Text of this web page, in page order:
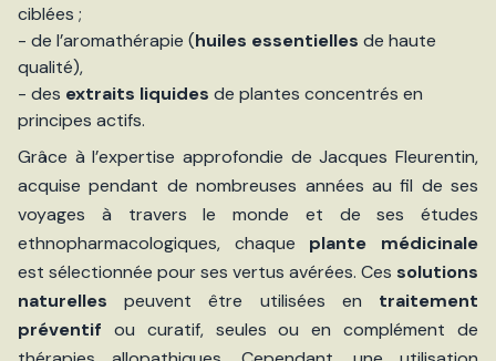
ciblées ;
- de l’aromathérapie (huiles essentielles de haute
qualité),
- des extraits liquides de plantes concentrés en
principes actifs.
Grâce à l’expertise approfondie de Jacques Fleurentin,
acquise pendant de nombreuses années au fil de ses
voyages à travers le monde et de ses études
ethnopharmacologiques, chaque plante médicinale
est sélectionnée pour ses vertus avérées. Ces solutions
naturelles peuvent être utilisées en traitement
préventif ou curatif, seules ou en complément de